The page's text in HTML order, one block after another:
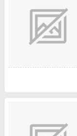
金融・マネー・保険
デジタルコンテンツ
ビジネス・その他サー
Samsung ボーナスキ
週末の高還元 夏の長期